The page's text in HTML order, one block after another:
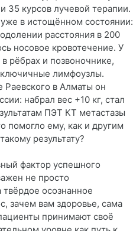
35 курсов лучевой терапии.
в истощённом состоянии:
расстояния в 200
носовое кровотечение. У
рёбрах и позвоночнике,
лимфоузлы.
Раевского в Алматы он
набрал вес +10 кг, стал
ПЭТ КТ метастазы
помогло ему, как и другим
результату?
фактор успешного
не просто
осознанное
зачем вам здоровье, сама
принимают своё